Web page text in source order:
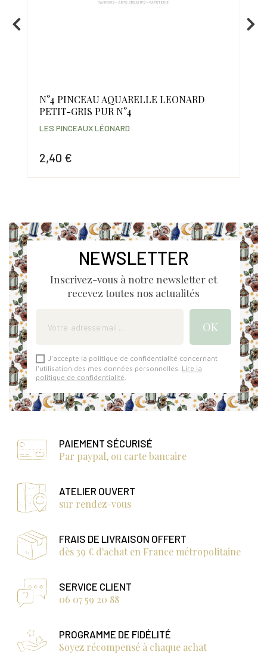
N°4 PINCEAU AQUARELLE LEONARD
PETIT-GRIS PUR N°4
2,40 €
LES PINCEAUX LÉONARD
NEWSLETTER
Inscrivez-vous à notre newsletter et
recevez toutes nos actualités
J'accepte la politique de confidentialité concernant
l'utilisation des mes données personnelles. Lire la
politique de confidentialité
PAIEMENT SÉCURISÉ
Par paypal, ou carte bancaire
ATELIER OUVERT
sur rendez-vous
FRAIS DE LIVRAISON OFFERT
dès 39 € d'achat en France métropolitaine
SERVICE CLIENT
06 07 59 20 88
PROGRAMME DE FIDÉLITÉ
Soyez récompensé à chaque achat